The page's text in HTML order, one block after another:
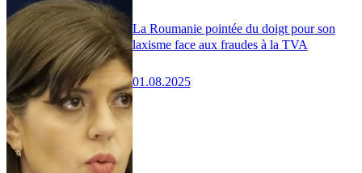
La Roumanie pointée du doigt pour son
laxisme face aux fraudes à la TVA
01.08.2025